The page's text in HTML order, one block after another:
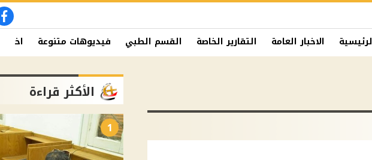
الاخبار العامة التقارير الخاصة القسم الطبي فيديوهات متنوعة اخبار
الأكثر قراءة
1